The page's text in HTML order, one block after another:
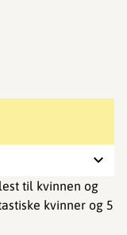
til kvinnen og
kvinner og 5